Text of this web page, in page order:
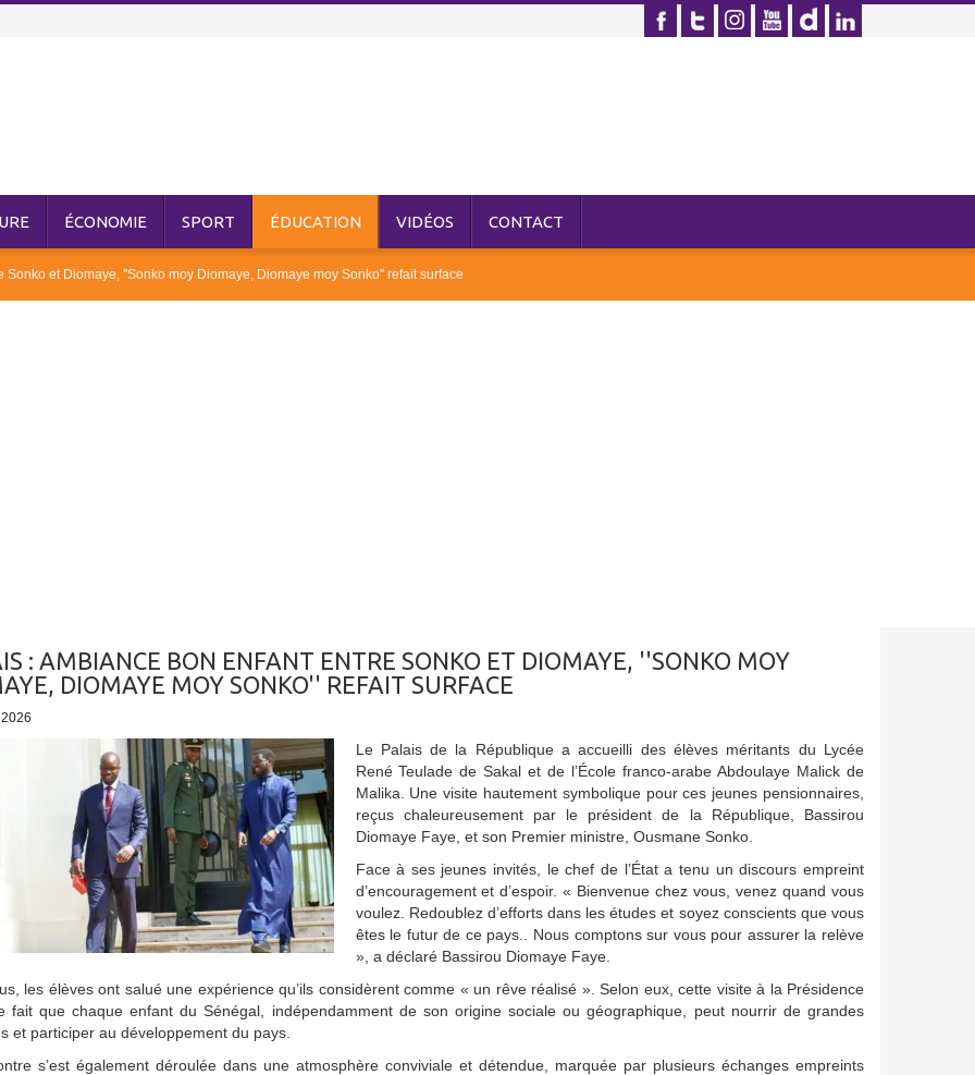
ÉCONOMIE SPORT ÉDUCATION VIDÉOS CONTACT
Sonko et Diomaye, ''Sonko moy Diomaye, Diomaye moy Sonko'' refait surface
: AMBIANCE BON ENFANT ENTRE SONKO ET DIOMAYE, ''SONKO MOY
DIOMAYE MOY SONKO'' REFAIT SURFACE
Le Palais de la République a accueilli des élèves méritants du Lycée
René Teulade de Sakal et de l’École franco-arabe Abdoulaye Malick de
Malika. Une visite hautement symbolique pour ces jeunes pensionnaires,
reçus chaleureusement par le président de la République, Bassirou
Diomaye Faye, et son Premier ministre, Ousmane Sonko.
Face à ses jeunes invités, le chef de l’État a tenu un discours empreint
d’encouragement et d’espoir. « Bienvenue chez vous, venez quand vous
voulez. Redoublez d’efforts dans les études et soyez conscients que vous
êtes le futur de ce pays.. Nous comptons sur vous pour assurer la relève
», a déclaré Bassirou Diomaye Faye.
les élèves ont salué une expérience qu’ils considèrent comme « un rêve réalisé ». Selon eux, cette visite à la Présidence
fait que chaque enfant du Sénégal, indépendamment de son origine sociale ou géographique, peut nourrir de grandes
et participer au développement du pays.
s’est également déroulée dans une atmosphère conviviale et détendue, marquée par plusieurs échanges empreints